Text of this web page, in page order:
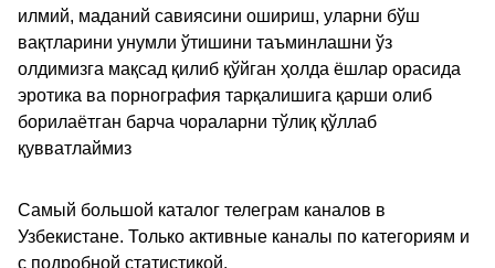
илмий, маданий савиясини ошириш, уларни бўш
вақтларини унумли ўтишини таъминлашни ўз
олдимизга мақсад қилиб қўйган ҳолда ёшлар орасида
эротика ва порнография тарқалишига қарши олиб
борилаётган барча чораларни тўлиқ қўллаб
қувватлаймиз
Самый большой каталог телеграм каналов в
Узбекистане. Только активные каналы по категориям и
с подробной статистикой.